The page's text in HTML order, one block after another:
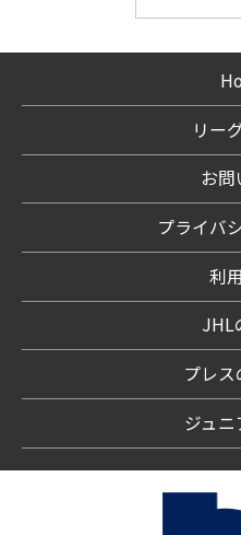
リー
お問
プライバ
利
JHL
プレ
ジュ